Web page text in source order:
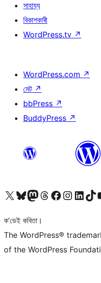
সাহায্য
বিকাশকাৰী
WordPress.tv ↗
WordPress.com ↗
মেট ↗
bbPress ↗
BuddyPress ↗
আমাৰ X (আগৰ Twitter) একাউণ্টলৈ যাওকআমাৰ Bluesky একাউণ্টলৈ যাওকআমাৰ Mastodon একাউণ্টলৈ যাওকআমাৰ Threads একাউণ্টলৈ যাওকআমাৰ Facebook পৃষ্ঠালৈ যাওকআমাৰ Instagram একাউণ্টলৈ যাওকআমাৰ LinkedIn একাউণ্টলৈ যাওক
আমাৰ TikTok
ক’ডেই কবিতা।
The WordPress®
of the WordPress